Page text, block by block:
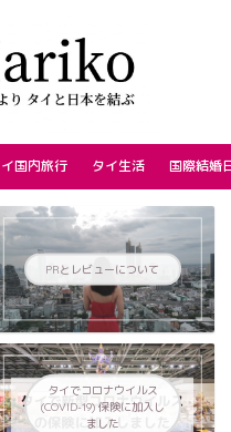
国内旅行 タイ生活 国際結婚
PRとレビューについて
タイでコロナウイルス
(COVID-19) 保険に加入し
ました